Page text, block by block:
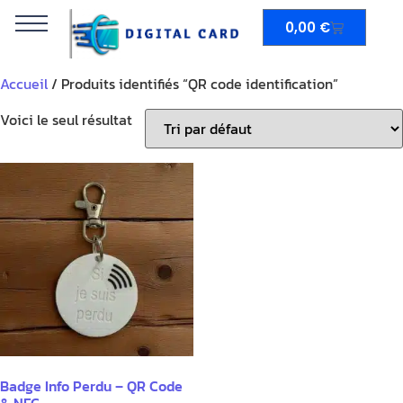
0,00 €
Accueil/ Produits identifiés “QR code identification”
Voici le seul résultat
Badge Info Perdu – QR Code